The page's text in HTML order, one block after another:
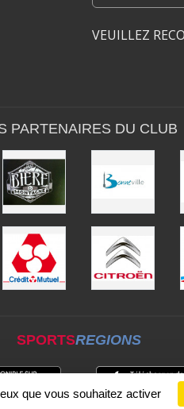
VEUILLEZ
PARTENAIRES DU CLUB
SPORTSREGIONS
que vous souhaitez activer